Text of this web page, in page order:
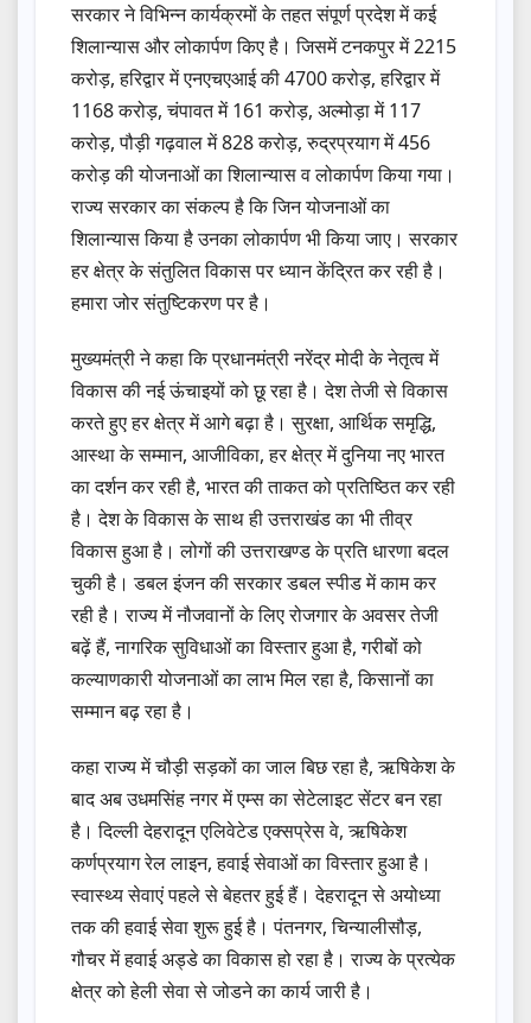
सरकार ने विभिन्न कार्यक्रमों के तहत संपूर्ण प्रदेश में कई
शिलान्यास और लोकार्पण किए है। जिसमें टनकपुर में 2215
करोड़, हरिद्वार में एनएचएआई की 4700 करोड़, हरिद्वार में
1168 करोड़, चंपावत में 161 करोड़, अल्मोड़ा में 117
करोड़, पौड़ी गढ़वाल में 828 करोड़, रुद्रप्रयाग में 456
करोड़ की योजनाओं का शिलान्यास व लोकार्पण किया गया।
राज्य सरकार का संकल्प है कि जिन योजनाओं का
शिलान्यास किया है उनका लोकार्पण भी किया जाए। सरकार
हर क्षेत्र के संतुलित विकास पर ध्यान केंद्रित कर रही है।
हमारा जोर संतुष्टिकरण पर है।
मुख्यमंत्री ने कहा कि प्रधानमंत्री नरेंद्र मोदी के नेतृत्व में
विकास की नई ऊंचाइयों को छू रहा है। देश तेजी से विकास
करते हुए हर क्षेत्र में आगे बढ़ा है। सुरक्षा, आर्थिक समृद्धि,
आस्था के सम्मान, आजीविका, हर क्षेत्र में दुनिया नए भारत
का दर्शन कर रही है, भारत की ताकत को प्रतिष्ठित कर रही
है। देश के विकास के साथ ही उत्तराखंड का भी तीव्र
विकास हुआ है। लोगों की उत्तराखण्ड के प्रति धारणा बदल
चुकी है। डबल इंजन की सरकार डबल स्पीड में काम कर
रही है। राज्य में नौजवानों के लिए रोजगार के अवसर तेजी
बढ़ें हैं, नागरिक सुविधाओं का विस्तार हुआ है, गरीबों को
कल्याणकारी योजनाओं का लाभ मिल रहा है, किसानों का
सम्मान बढ़ रहा है।
कहा राज्य में चौड़ी सड़कों का जाल बिछ रहा है, ऋषिकेश के
बाद अब उधमसिंह नगर में एम्स का सेटेलाइट सेंटर बन रहा
है। दिल्ली देहरादून एलिवेटेड एक्सप्रेस वे, ऋषिकेश
कर्णप्रयाग रेल लाइन, हवाई सेवाओं का विस्तार हुआ है।
स्वास्थ्य सेवाएं पहले से बेहतर हुई हैं। देहरादून से अयोध्या
तक की हवाई सेवा शुरू हुई है। पंतनगर, चिन्यालीसौड़,
गौचर में हवाई अड्डे का विकास हो रहा है। राज्य के प्रत्येक
क्षेत्र को हेली सेवा से जोडने का कार्य जारी है।